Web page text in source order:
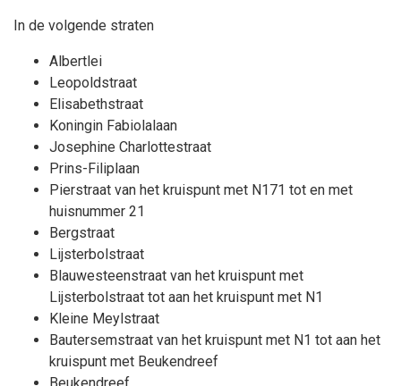
In de volgende straten
Albertlei
Leopoldstraat
Elisabethstraat
Koningin Fabiolalaan
Josephine Charlottestraat
Prins-Filiplaan
Pierstraat van het kruispunt met N171 tot en met
huisnummer 21
Bergstraat
Lijsterbolstraat
Blauwesteenstraat van het kruispunt met
Lijsterbolstraat tot aan het kruispunt met N1
Kleine Meylstraat
Bautersemstraat van het kruispunt met N1 tot aan het
kruispunt met Beukendreef